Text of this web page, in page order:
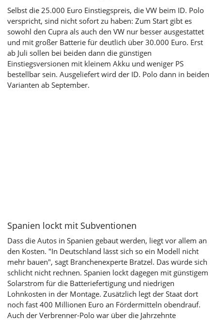
Selbst die 25.000 Euro Einstiegspreis, die VW beim ID. Polo
verspricht, sind nicht sofort zu haben: Zum Start gibt es
sowohl den Cupra als auch den VW nur besser ausgestattet
und mit großer Batterie für deutlich über 30.000 Euro. Erst
ab Juli sollen bei beiden dann die günstigen
Einstiegsversionen mit kleinem Akku und weniger PS
bestellbar sein. Ausgeliefert wird der ID. Polo dann in beiden
Varianten ab September.
Spanien lockt mit Subventionen
Dass die Autos in Spanien gebaut werden, liegt vor allem an
den Kosten. "In Deutschland lässt sich so ein Modell nicht
mehr bauen", sagt Branchenexperte Bratzel. Das würde sich
schlicht nicht rechnen. Spanien lockt dagegen mit günstigem
Solarstrom für die Batteriefertigung und niedrigen
Lohnkosten in der Montage. Zusätzlich legt der Staat dort
noch fast 400 Millionen Euro an Fördermitteln obendrauf.
Auch der Verbrenner-Polo war über die Jahrzehnte